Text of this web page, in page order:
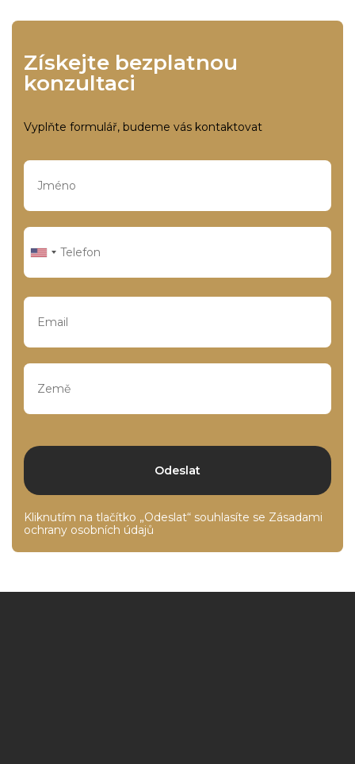
Získejte bezplatnou
konzultaci
Vyplňte formulář, budeme vás kontaktovat
Kliknutím na tlačítko „Odeslat“ souhlasíte se Zásadami
ochrany osobních údajů